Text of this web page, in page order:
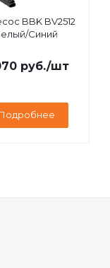
BBK BV2512
Синий
руб./шт